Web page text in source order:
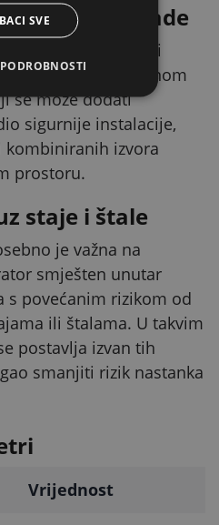
ograde
i ne traži
Riječ je o praktičnom
se može dodati
sigurnije instalacije,
kombiniranih izvora
prostoru.
staje i štale
je važna na
smješten unutar
povećanim rizikom od
ili štalama. U takvim
postavlja izvan tih
smanjiti rizik nastanka
Vrijednost
SVE